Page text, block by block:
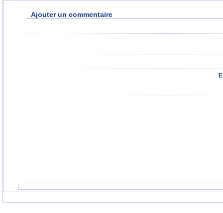
Ajouter un commentaire